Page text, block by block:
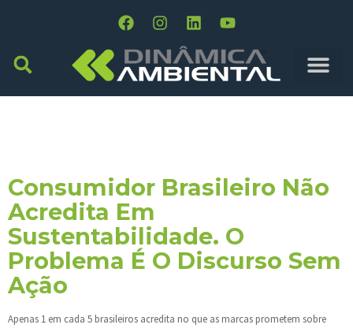
Consumidor Brasileiro Não
Acredita Em
Sustentabilidade. O
Problema É O Discurso Sem
Ação
Apenas 1 em cada 5 brasileiros acredita no que as marcas prometem sobre